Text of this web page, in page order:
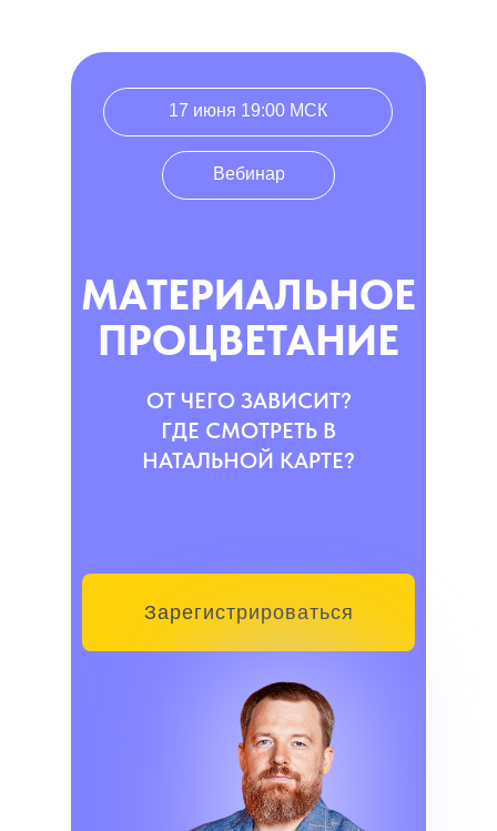
МАТЕРИАЛЬНОЕ
ПРОЦВЕТАНИЕ
ОТ ЧЕГО ЗАВИСИТ?
ГДЕ СМОТРЕТЬ В
НАТАЛЬНОЙ КАРТЕ?
17 июня 19:00 МСК
Вебинар
Зарегистрироваться